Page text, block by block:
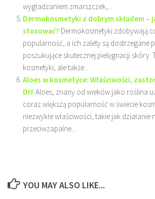
wygładzaniem zmarszczek,...
Dermokosmetyki z dobrym składem –
stosować? Dermokosmetyki zdobywają
popularność, a ich zalety są dostrzegane
poszukujące skutecznej pielęgnacji skóry.
kosmetyki, ale także...
Aloes w kosmetyce: Właściwości,
DIYAloes, znany od wieków jako roślina
coraz większą popularność w świecie
niezwykłe właściwości, takie jak działanie
przeciwzapalne...
YOU MAY ALSO LIKE...